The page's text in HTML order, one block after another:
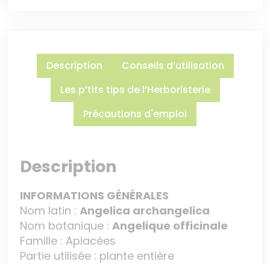
Description
Conseils d’utilisation
Les p’tits tips de l’Herboristerie
Précautions d'emploi
Description
INFORMATIONS GÉNÉRALES
Nom latin :Angelica archangelica
Nom botanique :Angelique officinale
Famille : Apiacées
Partie utilisée : plante entière